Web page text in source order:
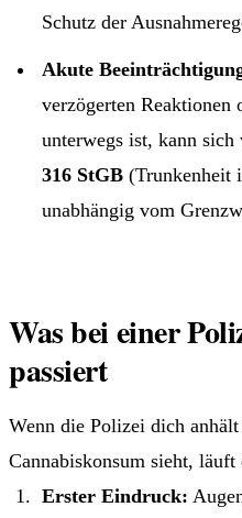
Schutz der
Akute
verzögerten Reaktionen
unterwegs ist, kann sich
316 StGB(Trunkenheit
unabhängig vom
Was bei einer
passiert
Wenn die Polizei dich
Cannabiskonsum sieht, läuft
Erster Eindruck: